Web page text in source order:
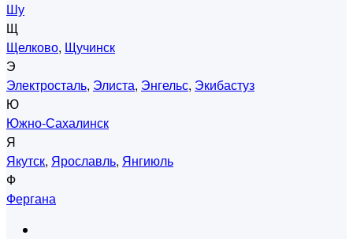
Шу
Щ
Щелково, Щучинск
Э
Электросталь, Элиста, Энгельс, Экибастуз
Ю
Южно-Сахалинск
Я
Якутск, Ярославль, Янгиюль
Ф
Фергана